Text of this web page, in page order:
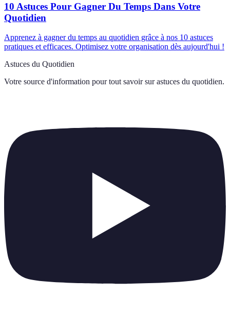
10 Astuces Pour Gagner Du Temps Dans Votre
Quotidien
Apprenez à gagner du temps au quotidien grâce à nos 10 astuces
pratiques et efficaces. Optimisez votre organisation dès aujourd'hui !
Astuces du Quotidien
Votre source d'information pour tout savoir sur astuces du quotidien.